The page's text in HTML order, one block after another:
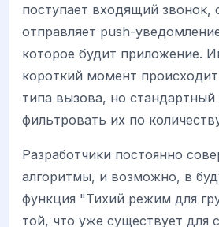
поступает входящий звонок,
отправляет push-
которое будит приложение.
короткий момент
типа вызова, но стандартный
фильтровать их по
Разработчики постоянно
алгоритмы, и возможно, в
функция "Тихий режим для
той, что уже существует для